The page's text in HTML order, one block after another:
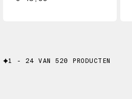
1 - 24 VAN 520 PRODUCTEN